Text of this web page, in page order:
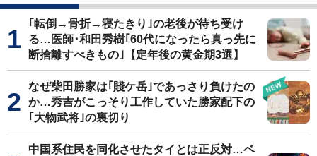
｢転倒→骨折→寝たきり｣の老後が待ち受け
る…医師･和田秀樹｢60代になったら真っ先に
断捨離すべきもの｣【定年後の黄金期3選】
なぜ柴田勝家は｢賤ケ岳｣であっさり負けたの
か…秀吉がこっそり工作していた勝家配下の
｢大物武将｣の裏切り
中国系住民を同化させたタイとは正反対…ベ